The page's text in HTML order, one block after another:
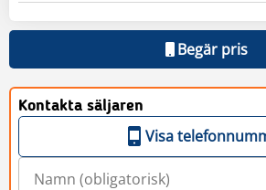
Begär pris
Kontakta säljaren
Visa